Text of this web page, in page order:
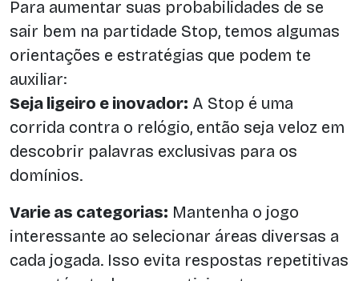
Para aumentar suas probabilidades de se
sair bem na partidade Stop, temos algumas
orientações e estratégias que podem te
auxiliar:
Seja ligeiro e inovador: A Stop é uma
corrida contra o relógio, então seja veloz em
descobrir palavras exclusivas para os
domínios.
Varie as categorias: Mantenha o jogo
interessante ao selecionar áreas diversas a
cada jogada. Isso evita respostas repetitivas